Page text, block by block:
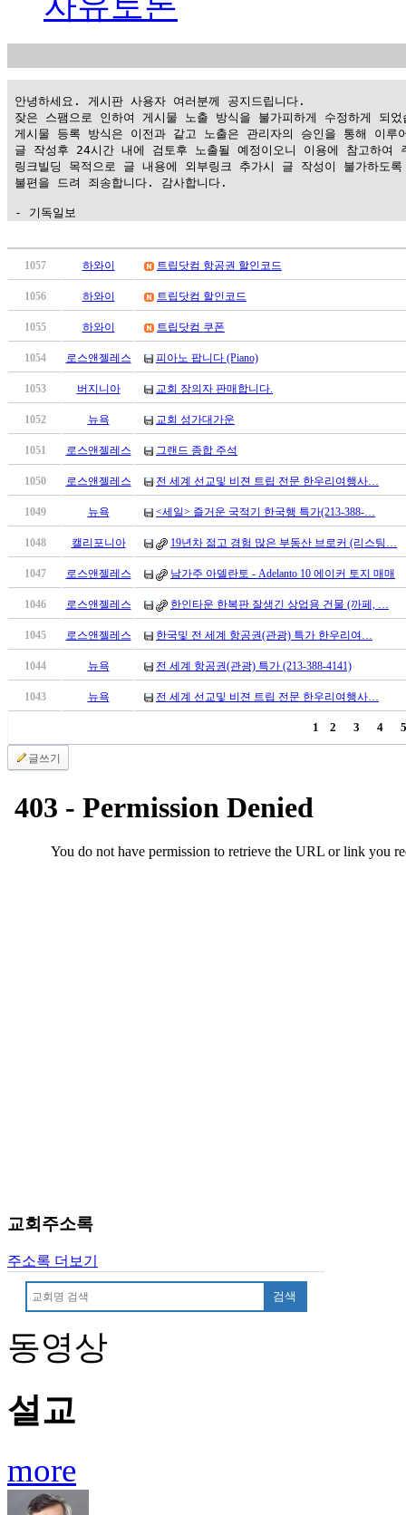
안녕하세요. 게시판 사용자 여러분께 공지드립니다.
잦은 스팸으로 인하여 게시물 노출 방식을 불가피하게 수정하게 되었
게시물 등록 방식은 이전과 같고 노출은 관리자의 승인을 통해 이루
글 작성후 24시간 내에 검토후 노출될 예정이오니 이용에 참고하여
링크빌딩 목적으로 글 내용에 외부링크 추가시 글 작성이 불가하도
불편을 드려 죄송합니다. 감사합니다.
- 기독일보
만
꼴
밍
넷
minky
체
안
브
국
소
야
즐
코
아
신
규
제
휴
트
무
1057 하와이 트립닷컴 항공권 할인코드
1056 하와이 트립닷컴 할인코드
1055 하와이 트립닷컴 쿠폰
1054 로스앤젤레스 피아노 팝니다 (Piano)
1053 버지니아 교회 장의자 판매합니다.
1052 뉴욕 교회 성가대가운
1051 로스앤젤레스 그랜드 종합 주석
1050 로스앤젤레스 전 세계 선교및 비젼 트립 전문 한우리여행사…
1049 뉴욕 <세일> 즐거운 국적기 한국행 특가(213-388-…
1048 캘리포니아 19년차 젊고 경험 많은 부동산 브로커 (리스팅…
1047 로스앤젤레스 남가주 아델란토 - Adelanto 10 에이커 토지 매매
1046 로스앤젤레스 한인타운 한복판 잘생긴 상업용 건물 (까페, …
1045 로스앤젤레스 한국및 전 세계 항공권(관광) 특가 한우리여…
1044 뉴욕 전 세계 항공권(관광) 특가 (213-388-4141)
1043 뉴욕 전 세계 선교및 비젼 트립 전문 한우리여행사…
1 2 3 4 5
글쓰기
교회주소록
주소록 더보기
검색
동영상
설교
more